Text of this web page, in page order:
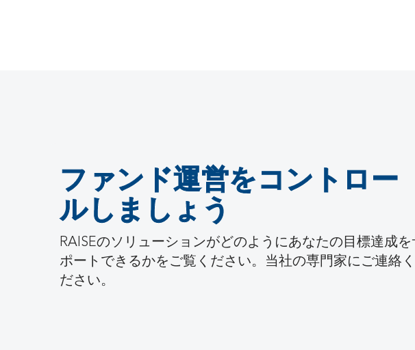
ファンド運営をコントロー
ルしましょう
RAISEのソリューションがどのようにあなたの目標達成を
ポートできるかをご覧ください。当社の専門家にご連絡く
ださい。